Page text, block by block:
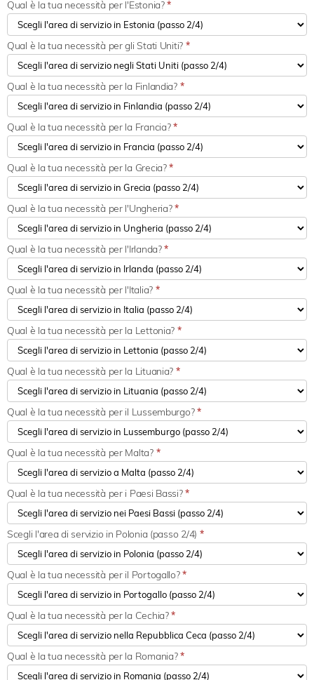
Qual è la tua necessità per l'Estonia?*
Qual è la tua necessità per gli Stati Uniti? *
Qual è la tua necessità per la Finlandia? *
Qual è la tua necessità per la Francia?*
Qual è la tua necessità per la Grecia?*
Qual è la tua necessità per l'Ungheria?*
Qual è la tua necessità per l'Irlanda?*
Qual è la tua necessità per l'Italia? *
Qual è la tua necessità per la Lettonia? *
Qual è la tua necessità per la Lituania? *
Qual è la tua necessità per il Lussemburgo?*
Qual è la tua necessità per Malta? *
Qual è la tua necessità per i Paesi Bassi?*
Scegli l'area di servizio in Polonia (passo 2/4) *
Qual è la tua necessità per il Portogallo?*
Qual è la tua necessità per la Cechia?*
Qual è la tua necessità per la Romania?*